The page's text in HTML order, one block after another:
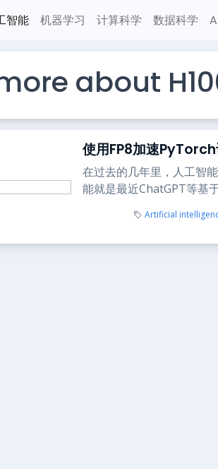
智能 机器学习 计算科学 数据科学
about
使用FP8加速
在过去的几年里，人工智
能就是最近ChatGPT等基
Artificial